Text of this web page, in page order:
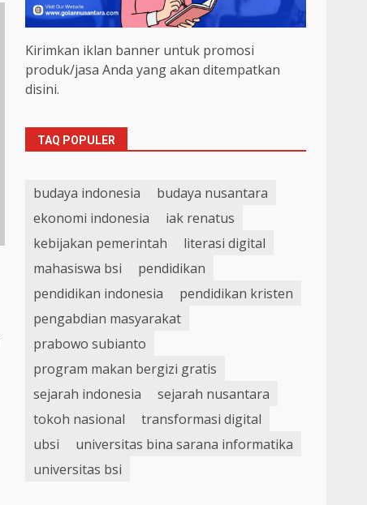
Kirimkan iklan banner untuk promosi
produk/jasa Anda yang akan ditempatkan
disini.
TAQ POPULER
budaya indonesia
budaya nusantara
ekonomi indonesia
iak renatus
kebijakan pemerintah
literasi digital
mahasiswa bsi
pendidikan
pendidikan indonesia
pendidikan kristen
pengabdian masyarakat
prabowo subianto
program makan bergizi gratis
sejarah indonesia
sejarah nusantara
tokoh nasional
transformasi digital
ubsi
universitas bina sarana informatika
universitas bsi